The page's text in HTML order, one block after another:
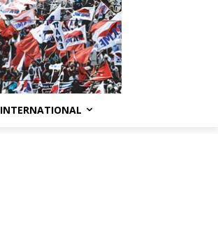
INTERNATIONAL